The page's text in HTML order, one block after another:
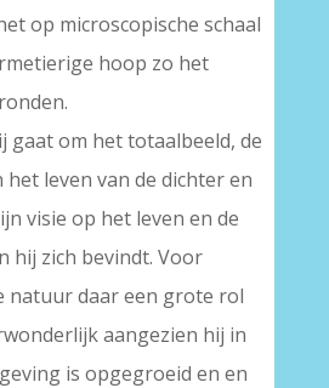
op microscopische schaal
hoop zo het
gaat om het totaalbeeld, de
leven van de dichter en
visie op het leven en de
hij zich bevindt. Voor
natuur daar een grote rol
aangezien hij in
is opgegroeid en en